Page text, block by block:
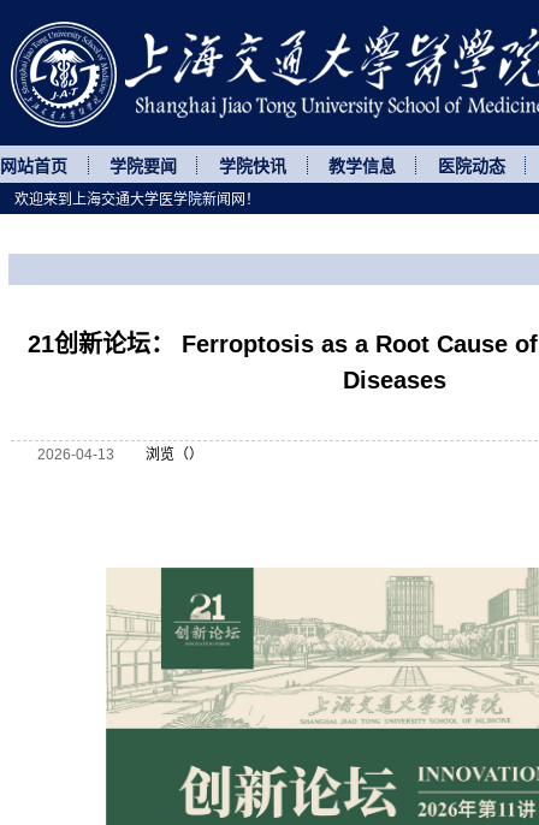
网站首页 学院要闻 学院快讯 教学信息 医院动态
21创新论坛： Ferroptosis as a Root Cause
Diseases
2026-04-13 浏览（）
欢迎来到上海交通大学医学院新闻网！